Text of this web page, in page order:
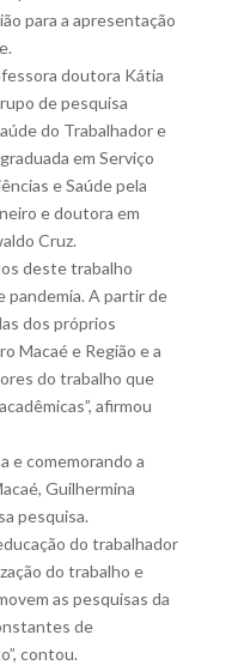
para a apresentação
doutora Kátia
de pesquisa
do Trabalhador e
em Serviço
e Saúde pela
e doutora em
Cruz.
deste trabalho
pandemia. A partir de
dos próprios
Macaé e Região e a
do trabalho que
afirmou
e comemorando a
Guilhermina
pesquisa.
do trabalhador
do trabalho e
as pesquisas da
de
contou.